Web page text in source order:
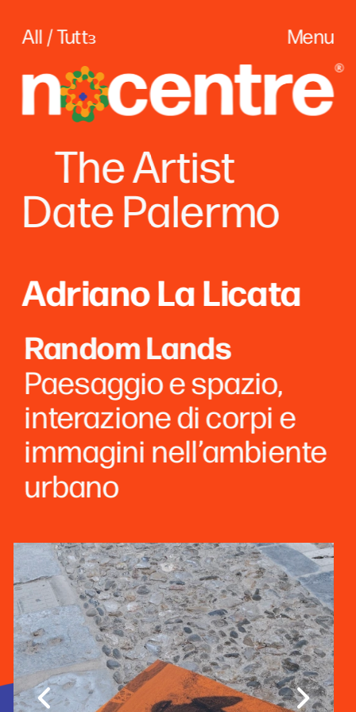
Menu
All / Tuttɜ
The Artist
Date Palermo
Adriano La Licata
Random Lands
Paesaggio e spazio,
interazione di corpi e
immagini nell’ambiente
urbano